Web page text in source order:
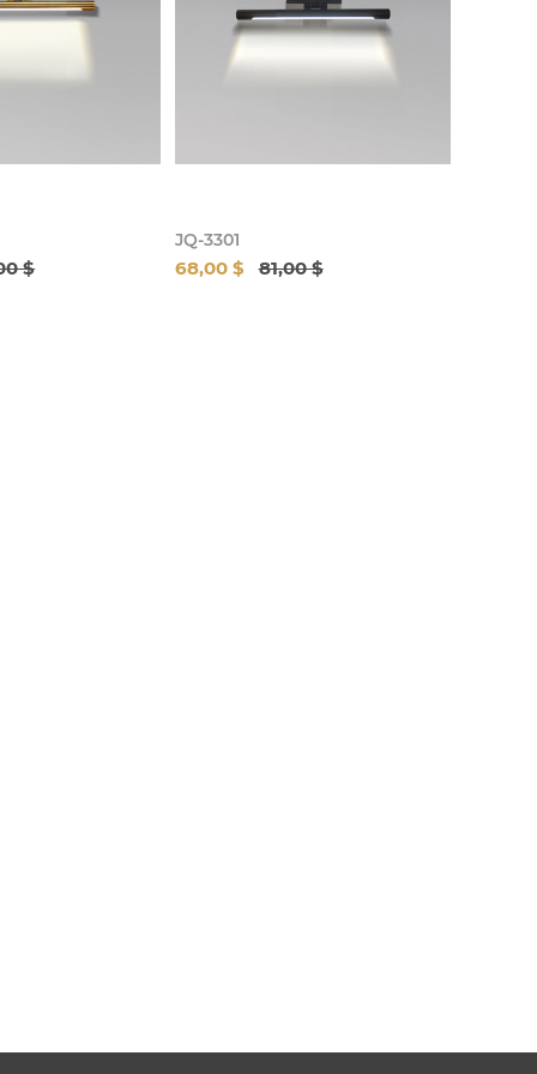
$
JQ-3301
68,00 $ 81,00 $